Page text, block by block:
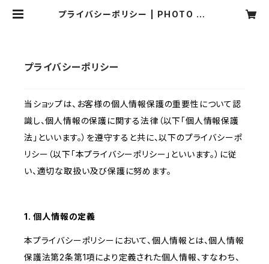
プライバシーポリシー | PHOTO TO
プライバシーポリシー
当ショップは、お客様の個人情報保護の重要性について認
識し、個人情報の保護に関する法律（以下「個人情報保護
法」といいます。）を遵守すると共に、以下のプライバシーポ
リシー（以下「本プライバシーポリシー」といいます。）に従
い、適切な取扱い及び保護に努めます。
1. 個人情報の定義
本プライバシーポリシーにおいて、個人情報とは、個人情報
保護法第2条第1項により定義された個人情報、すなわち、